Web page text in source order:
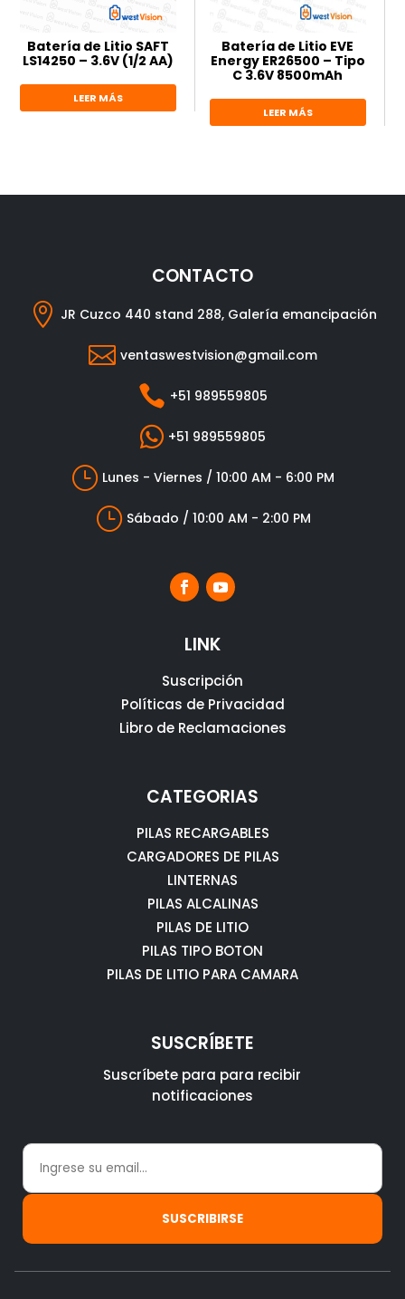
Batería de Litio SAFT
LS14250 – 3.6V (1/2 AA)
LEER MÁS
Batería de Litio EVE
Energy ER26500 – Tipo
C 3.6V 8500mAh
LEER MÁS
CONTACTO
 JR Cuzco 440 stand 288, Galería emancipación
 ventaswestvision@gmail.com
 +51 989559805
 +51 989559805
} Lunes - Viernes / 10:00 AM - 6:00 PM
} Sábado / 10:00 AM - 2:00 PM
LINK
Suscripción
Políticas de Privacidad
Libro de Reclamaciones
CATEGORIAS
PILAS RECARGABLES
CARGADORES DE PILAS
LINTERNAS
PILAS ALCALINAS
PILAS DE LITIO
PILAS TIPO BOTON
PILAS DE LITIO PARA CAMARA
SUSCRÍBETE
Suscríbete para para recibir
notificaciones